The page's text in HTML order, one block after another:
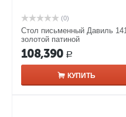
(0)
Стол письменный Давиль
золотой патиной
108,390 Р
КУПИТЬ